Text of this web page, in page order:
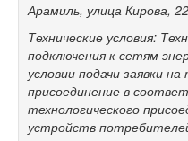
Арамиль, улица Кирова,
Технические условия:
подключения к сетям
условии подачи заявки
присоединение в
технологического
устройств